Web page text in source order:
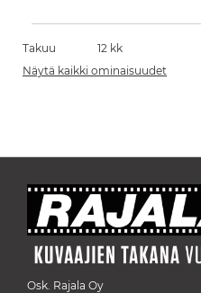
Takuu
12 kk
Näytä kaikki ominaisuudet
Osk. Rajala Oy